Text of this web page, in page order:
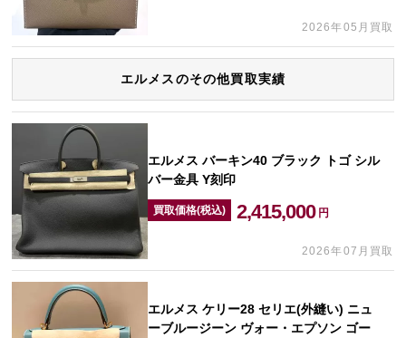
2026年05月買取
エルメスのその他買取実績
エルメス バーキン40 ブラック トゴ シル
バー金具 Y刻印
買取価格(税込) 2,415,000 円
2026年07月買取
エルメス ケリー28 セリエ(外縫い) ニュ
ーブルージーン ヴォー・エプソン ゴー